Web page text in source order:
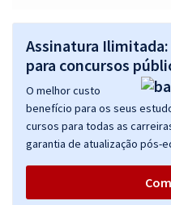
UFMT - Universidade Federal
ou 12x
Assinatura Ilimitada:
para concursos
O melhor custo
benefício para os seus
cursos para todas as
garantia de atualização pós-